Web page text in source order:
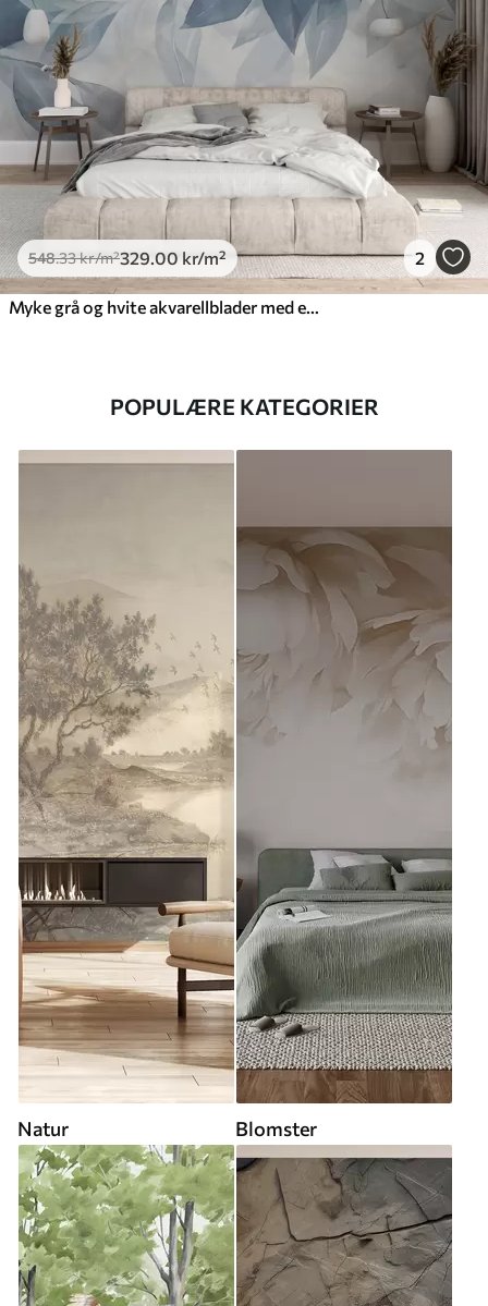
548.33kr/m²329 .00 kr/m² 2
POPULÆRE KATEGORIER
Natur Blomster